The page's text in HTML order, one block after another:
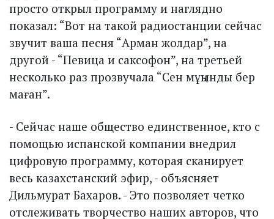
просто открыл программу и наглядно
показал: “Вот на такой радиостанции сейчас
звучит ваша песня “Арман жолдар”, на
другой - “Певица и саксофон”, на третьей
несколько раз прозвучала “Сен мұңынды бер
маған”.
- Сейчас наше общество единственное, кто с
помощью испанской компании внедрил
цифровую программу, которая сканирует
весь казахстанский эфир, - объясняет
Дильмурат Бахаров. - Это позволяет четко
отслеживать творчество наших авторов, что